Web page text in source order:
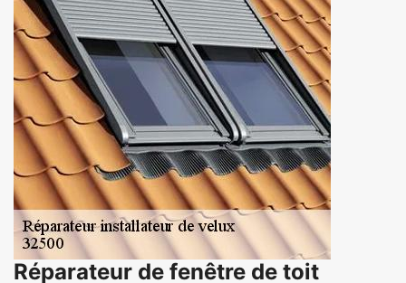
Réparateur de fenêtre de toit